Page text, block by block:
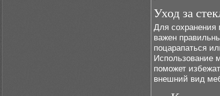
Уход за
Для сохранения
важен
поцарапаться
Использование
поможет
внешний вид